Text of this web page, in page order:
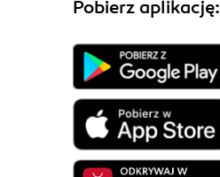
Pobierz aplikację: